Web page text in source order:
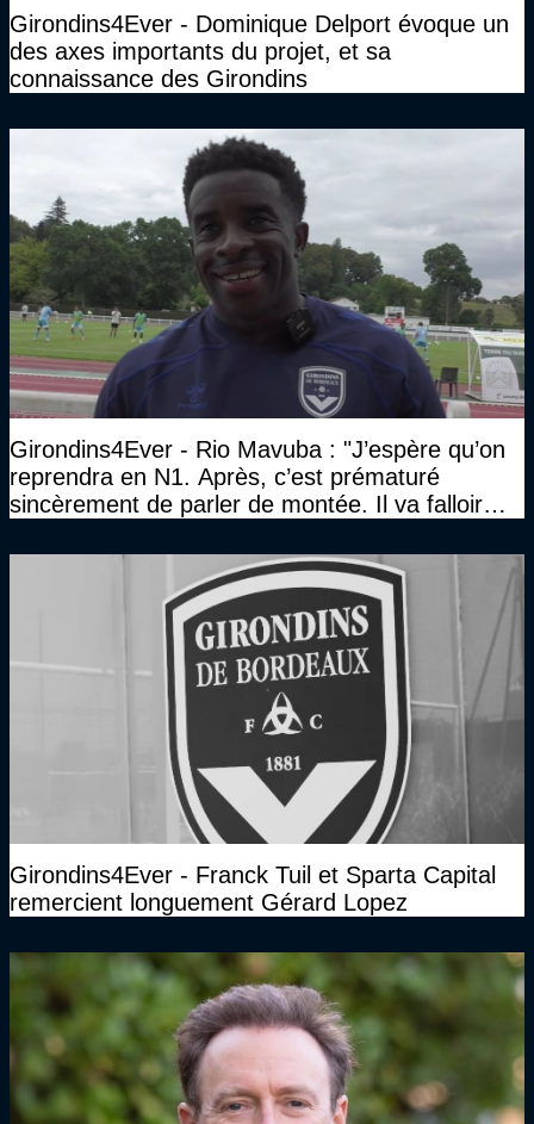
Girondins4Ever - Dominique Delport évoque un
des axes importants du projet, et sa
connaissance des Girondins
Girondins4Ever - Rio Mavuba : "J’espère qu’on
reprendra en N1. Après, c’est prématuré
sincèrement de parler de montée. Il va falloir
Girondins4Ever - Franck Tuil et Sparta Capital
remercient longuement Gérard Lopez